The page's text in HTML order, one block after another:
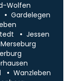
Wolfen
Gardelegen
Jessen
Merseburg
Wanzleben